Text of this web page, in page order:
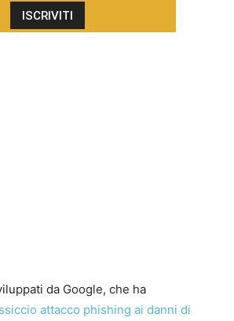
da Google, che ha
attacco phishing ai danni di